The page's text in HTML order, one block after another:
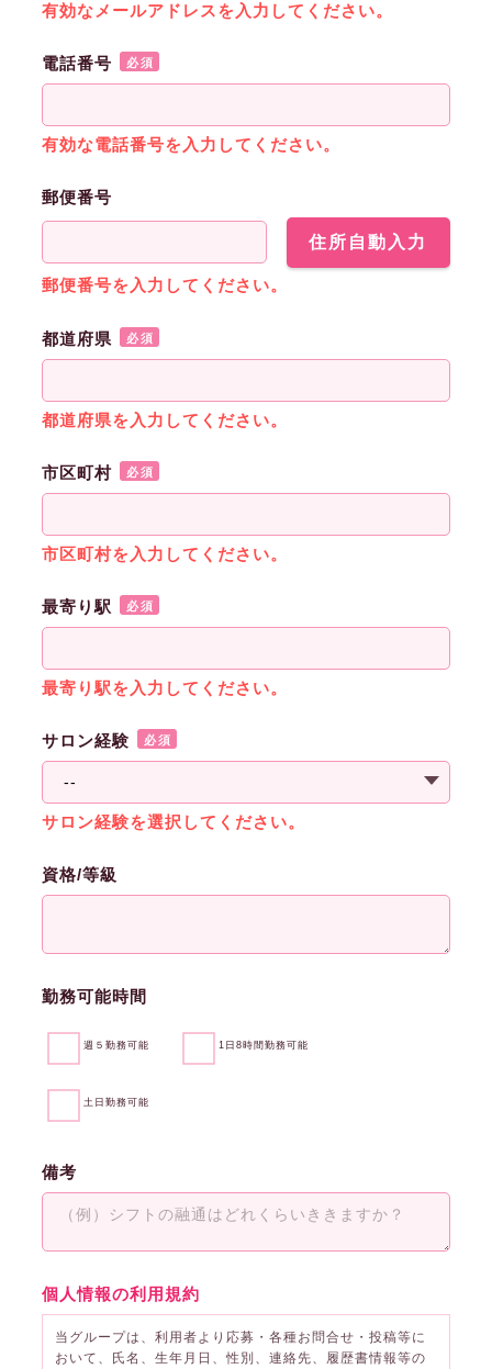
有効なメールアドレスを入力してください。
電話番号 必須
有効な電話番号を入力してください。
郵便番号
住所自動入力
郵便番号を入力してください。
都道府県 必須
都道府県を入力してください。
市区町村 必須
市区町村を入力してください。
最寄り駅 必須
最寄り駅を入力してください。
サロン経験 必須
サロン経験を選択してください。
資格/等級
勤務可能時間
週５勤務可能 1日8時間勤務可能
土日勤務可能
備考
個人情報の利用規約
当グループは、利用者より応募・各種お問合せ・投稿等に
おいて、氏名、生年月日、性別、連絡先、履歴書情報等の